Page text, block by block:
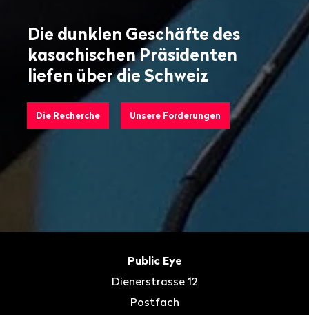
Die dunklen Geschäfte des
kasachischen Präsidenten
liefen über die Schweiz
Die Recherche Unsere Forderungen
Public Eye
Dienerstrasse 12
Postfach